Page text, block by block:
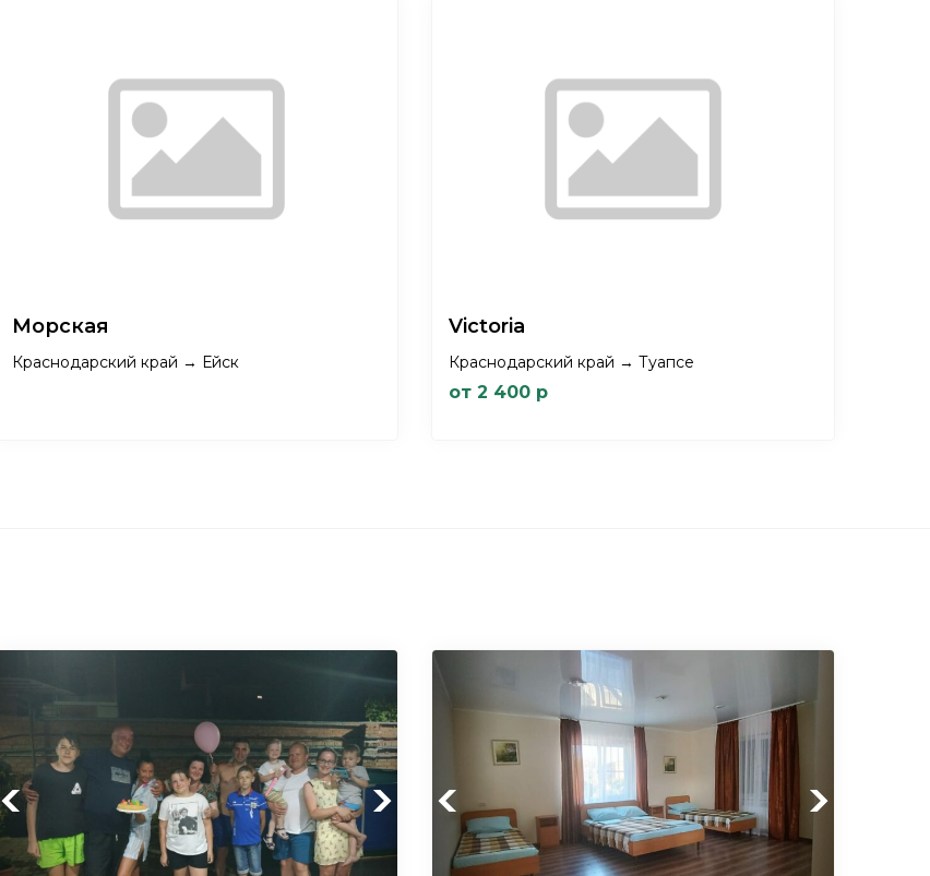
Морская
Краснодарский край → Ейск
Victoria
Краснодарский край → Туапсе
от 2 400 р
Previous Next Previous Next